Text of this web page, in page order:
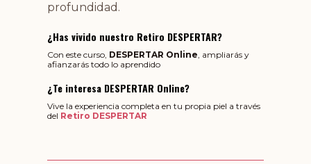
profundidad.
¿Has vivido nuestro Retiro DESPERTAR?
Con este curso, DESPERTAR Online, ampliarás y
afianzarás todo lo aprendido
¿Te interesa DESPERTAR Online?
Vive la experiencia completa en tu propia piel a través
del Retiro DESPERTAR